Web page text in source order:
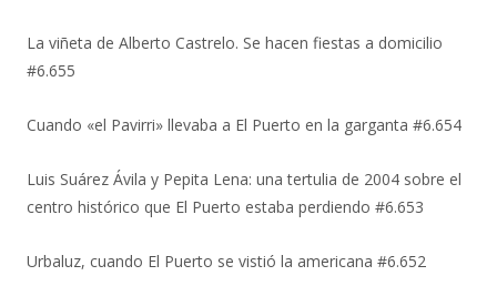
La viñeta de Alberto Castrelo. Se hacen fiestas a domicilio
#6.655
Cuando «el Pavirri» llevaba a El Puerto en la garganta #6.654
Luis Suárez Ávila y Pepita Lena: una tertulia de 2004 sobre el
centro histórico que El Puerto estaba perdiendo #6.653
Urbaluz, cuando El Puerto se vistió la americana #6.652